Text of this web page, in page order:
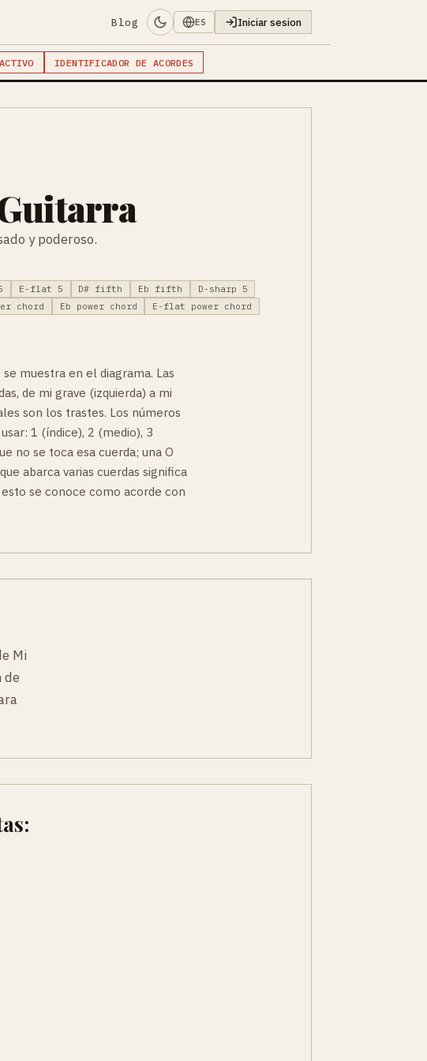
Blog ES Iniciar sesion
IDENTIFICADOR DE ACORDES
y poderoso.
E-flat 5 D# fifth Eb fifth
D-sharp 5
chord Eb power chord
E-flat power chord
muestra en el diagrama. Las
de mi grave (izquierda) a mi
son los trastes. Los números
1 (índice), 2 (medio), 3
no se toca esa cuerda; una O
abarca varias cuerdas significa
se conoce como acorde con
Mi
de